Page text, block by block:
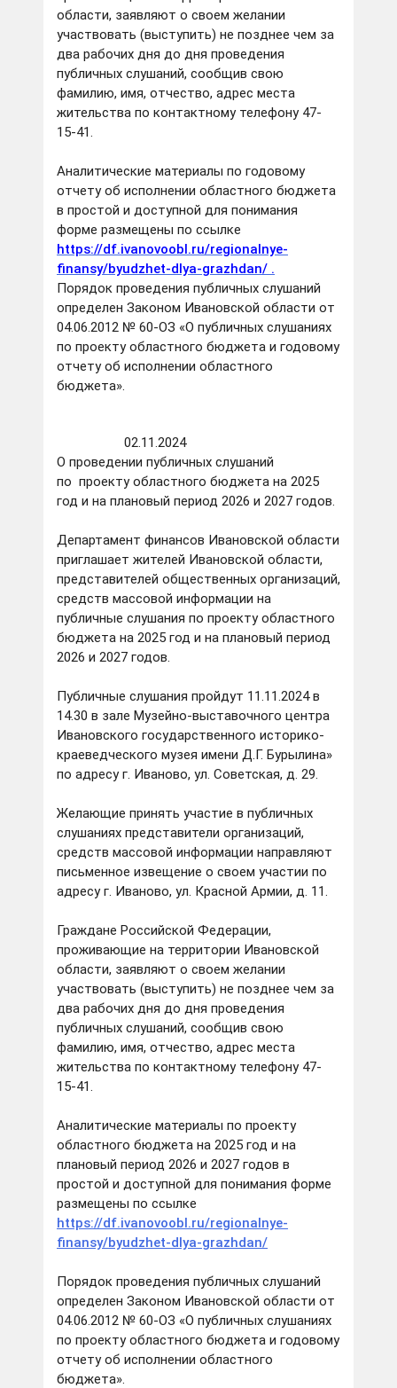
области, заявляют о своем желании
участвовать (выступить) не позднее чем за
два рабочих дня до дня проведения
публичных слушаний, сообщив свою
фамилию, имя, отчество, адрес места
жительства по контактному телефону 47-
15-41.
Аналитические материалы по годовому
отчету об исполнении областного бюджета
в простой и доступной для понимания
форме размещены по ссылке
https://df.ivanovoobl.ru/regionalnye-
finansy/byudzhet-dlya-grazhdan/ .
Порядок проведения публичных слушаний
определен Законом Ивановской области от
04.06.2012 № 60-ОЗ «О публичных слушаниях
по проекту областного бюджета и годовому
отчету об исполнении областного
бюджета».
02.11.2024
О проведении публичных слушаний
по проекту областного бюджета на 2025
год и на плановый период 2026 и 2027 годов.
Департамент финансов Ивановской области
приглашает жителей Ивановской области,
представителей общественных организаций,
средств массовой информации на
публичные слушания по проекту областного
бюджета на 2025 год и на плановый период
2026 и 2027 годов.
Публичные слушания пройдут 11.11.2024 в
14.30 в зале Музейно-выставочного центра
Ивановского государственного историко-
краеведческого музея имени Д.Г. Бурылина»
по адресу г. Иваново, ул. Советская, д. 29.
Желающие принять участие в публичных
слушаниях представители организаций,
средств массовой информации направляют
письменное извещение о своем участии по
адресу г. Иваново, ул. Красной Армии, д. 11.
Граждане Российской Федерации,
проживающие на территории Ивановской
области, заявляют о своем желании
участвовать (выступить) не позднее чем за
два рабочих дня до дня проведения
публичных слушаний, сообщив свою
фамилию, имя, отчество, адрес места
жительства по контактному телефону 47-
15-41.
Аналитические материалы по проекту
областного бюджета на 2025 год и на
плановый период 2026 и 2027 годов в
простой и доступной для понимания форме
размещены по ссылке
https://df.ivanovoobl.ru/regionalnye-
finansy/byudzhet-dlya-grazhdan/
Порядок проведения публичных слушаний
определен Законом Ивановской области от
04.06.2012 № 60-ОЗ «О публичных слушаниях
по проекту областного бюджета и годовому
отчету об исполнении областного
бюджета».